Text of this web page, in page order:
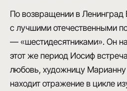
По возвращении в Ленинград
с лучшими отечественными
— «шестидесятниками». Он
этот же период Иосиф
любовь, художницу
находит отражение в цикле